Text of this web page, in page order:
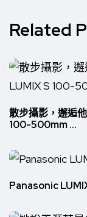
Related
散步攝影，邂逅
100-500mm ...
Panasonic